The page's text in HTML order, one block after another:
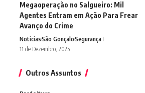
Megaoperação no Salgueiro: Mil
Agentes Entram em Ação Para Frear
Avanço do Crime
NoticiasSão GonçaloSegurança
11 de Dezembro, 2025
Outros Assuntos